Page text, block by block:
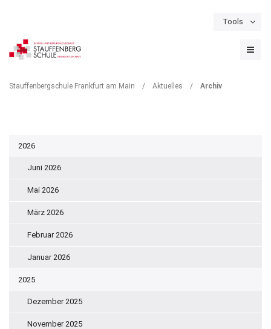
Tools
Schulportal Termine
Stauffenbergschule Frankfurt am Main / Aktuelles / Archiv
2026
Juni 2026
Mai 2026
März 2026
Februar 2026
Januar 2026
2025
Dezember 2025
November 2025